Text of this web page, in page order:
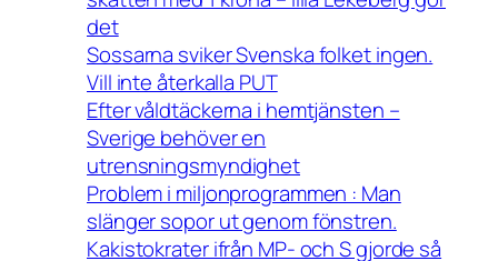
det
Sossarna sviker Svenska folket ingen.
Vill inte återkalla PUT
Efter våldtäckerna i hemtjänsten –
Sverige behöver en
utrensningsmyndighet
Problem i miljonprogrammen : Man
slänger sopor ut genom fönstren.
Kakistokrater ifrån MP- och S gjorde så